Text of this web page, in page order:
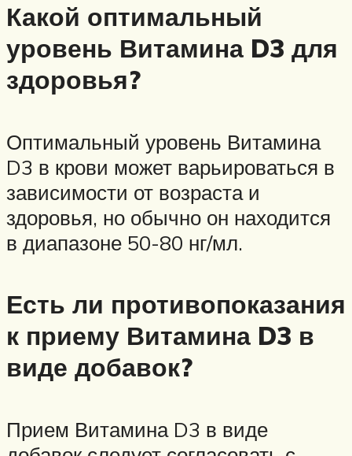
Какой оптимальный
уровень Витамина D3 для
здоровья?
Оптимальный уровень Витамина
D3 в крови может варьироваться в
зависимости от возраста и
здоровья, но обычно он находится
в диапазоне 50-80 нг/мл.
Есть ли противопоказания
к приему Витамина D3 в
виде добавок?
Прием Витамина D3 в виде